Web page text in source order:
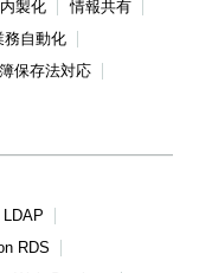
内製化
情報共有
務自動化
保存法対応
RDS